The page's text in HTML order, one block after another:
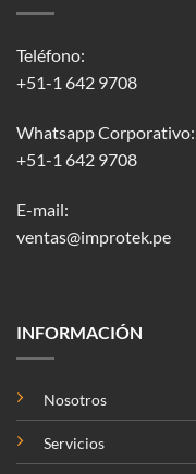
Teléfono:
+51-1 642 9708
Whatsapp Corporativo:
+51-1 642 9708
E-mail:
ventas@improtek.pe
INFORMACIÓN
Nosotros
Servicios